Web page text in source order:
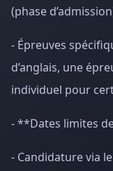
(phase
- Épreuves
d’anglais, une
individuel pour
- **Dates limites
- Candidature via